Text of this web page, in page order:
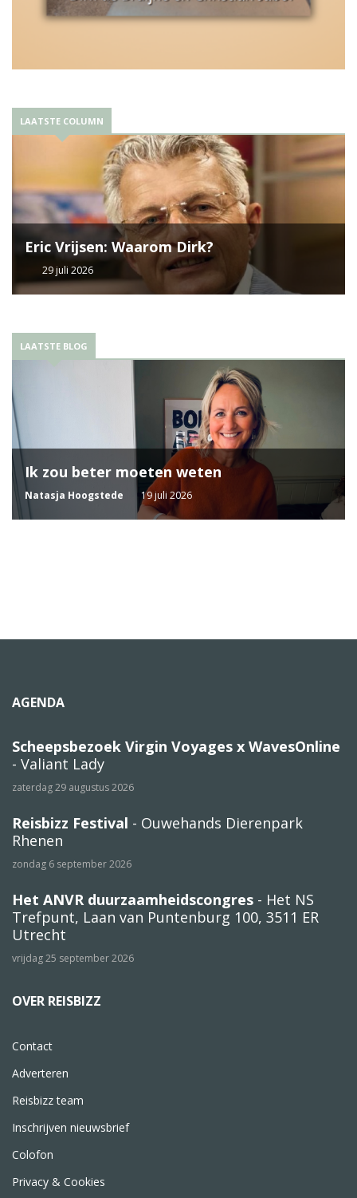
LAATSTE COLUMN
Eric Vrijsen: Waarom Dirk?
29 juli 2026
LAATSTE BLOG
Ik zou beter moeten weten
Natasja Hoogstede 19 juli 2026
AGENDA
Scheepsbezoek Virgin Voyages x WavesOnline
- Valiant Lady
zaterdag 29 augustus 2026
Reisbizz Festival - Ouwehands Dierenpark
Rhenen
zondag 6 september 2026
Het ANVR duurzaamheidscongres - Het NS
Trefpunt, Laan van Puntenburg 100, 3511 ER
Utrecht
vrijdag 25 september 2026
OVER REISBIZZ
Contact
Adverteren
Reisbizz team
Inschrijven nieuwsbrief
Colofon
Privacy & Cookies